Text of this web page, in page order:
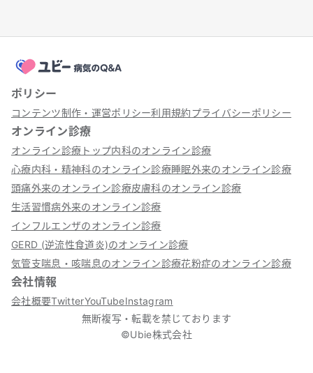
ポリシー
コンテンツ制作・運営ポリシー利用規約プライバシーポリシー
オンライン診療
オンライン診療トップ内科のオンライン診療
心療内科・精神科のオンライン診療睡眠外来のオンライン診療
頭痛外来のオンライン診療皮膚科のオンライン診療
生活習慣病外来のオンライン診療
インフルエンザのオンライン診療
GERD (逆流性食道炎)のオンライン診療
気管支喘息・咳喘息のオンライン診療花粉症のオンライン診療
会社情報
会社概要TwitterYouTubeInstagram
無断複写・転載を禁じております
©Ubie株式会社